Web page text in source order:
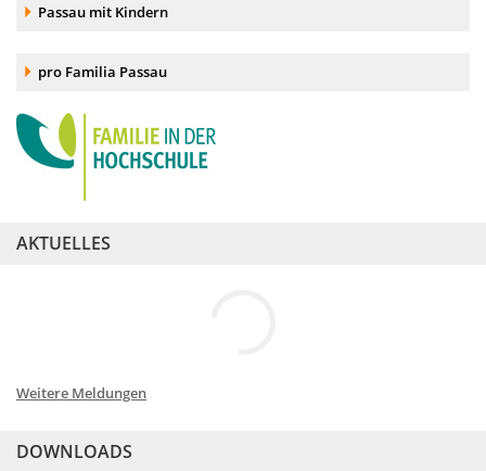
Akkordeonelement:
Passau mit Kindern
Akkordeonelement:
pro Familia Passau
AKTUELLES
Weitere Meldungen
DOWNLOADS